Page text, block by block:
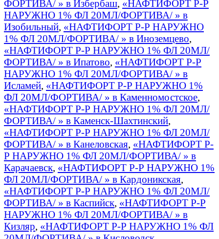
ФОРТИВА/ » в Избербаш, «НАФТИФОРТ Р-Р
НАРУЖНО 1% ФЛ 20МЛ/ФОРТИВА/ » в
Изобильный, «НАФТИФОРТ Р-Р НАРУЖНО
1% ФЛ 20МЛ/ФОРТИВА/ » в Иноземцево,
«НАФТИФОРТ Р-Р НАРУЖНО 1% ФЛ 20МЛ/
ФОРТИВА/ » в Ипатово, «НАФТИФОРТ Р-Р
НАРУЖНО 1% ФЛ 20МЛ/ФОРТИВА/ » в
Исламей, «НАФТИФОРТ Р-Р НАРУЖНО 1%
ФЛ 20МЛ/ФОРТИВА/ » в Каменномостское,
«НАФТИФОРТ Р-Р НАРУЖНО 1% ФЛ 20МЛ/
ФОРТИВА/ » в Каменск-Шахтинский,
«НАФТИФОРТ Р-Р НАРУЖНО 1% ФЛ 20МЛ/
ФОРТИВА/ » в Канеловская, «НАФТИФОРТ Р-
Р НАРУЖНО 1% ФЛ 20МЛ/ФОРТИВА/ » в
Карачаевск, «НАФТИФОРТ Р-Р НАРУЖНО 1%
ФЛ 20МЛ/ФОРТИВА/ » в Кардоникская,
«НАФТИФОРТ Р-Р НАРУЖНО 1% ФЛ 20МЛ/
ФОРТИВА/ » в Каспийск, «НАФТИФОРТ Р-Р
НАРУЖНО 1% ФЛ 20МЛ/ФОРТИВА/ » в
Кизляр, «НАФТИФОРТ Р-Р НАРУЖНО 1% ФЛ